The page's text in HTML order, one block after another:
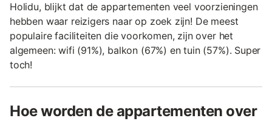
Holidu, blijkt dat de appartementen veel voorzieningen
hebben waar reizigers naar op zoek zijn! De meest
populaire faciliteiten die voorkomen, zijn over het
algemeen: wifi (91%), balkon (67%) en tuin (57%). Super
toch!
Hoe worden de appartementen over